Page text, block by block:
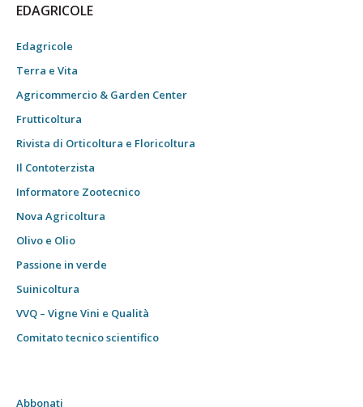
EDAGRICOLE
Edagricole
Terra e Vita
Agricommercio & Garden Center
Frutticoltura
Rivista di Orticoltura e Floricoltura
Il Contoterzista
Informatore Zootecnico
Nova Agricoltura
Olivo e Olio
Passione in verde
Suinicoltura
VVQ – Vigne Vini e Qualità
Comitato tecnico scientifico
Abbonati